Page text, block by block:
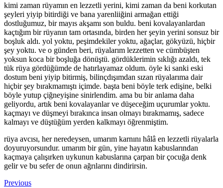
kimi zaman rüyamın en lezzetli yerini, kimi zaman da beni korkutan
şeyleri yiyip bitirdiği ve bana yarenliiğini armağan ettiği
dostluğumuz, bir mayıs akşamı son buldu. beni kovalayanlardan
kaçtığım bir rüyanın tam ortasında, birden her şeyin yerini sonsuz bir
boşluk aldı. yol yoktu, peşimdekiler yoktu, ağaçlar, gökyüzü, hiçbir
şey yoktu. ve o günden beri, rüyalarım lezzetten ve cümbüşten
yoksun koca bir boşluğa dönüştü. gördüklerimin sıklığı azaldı, tek
tük rüya gördüğümde de hatırlayamaz oldum. öyle ki sanki eski
dostum beni yiyip bitirmiş, bilinçdışımdan sızan rüyalarıma dair
hiçbir şey bırakmamıştı içimde. başta beni böyle terk edişine, belki
böyle yutup çiğneyişine sinirlendim. ama bu bir anlama daha
geliyordu, artık beni kovalayanlar ve düşeceğim uçurumlar yoktu.
kaçmayı ve düşmeyi bırakınca insan olmayı bırakmamış, sadece
kalmayı ve düştüğüm yerden kalkmayı öğrenmiştim.
rüya avcısı, her neredeysen, umarım karnını hâlâ en lezzetli rüyalarla
doyuruyorsundur. umarım bir gün, yine hayatın kabuslarından
kaçmaya çalışırken uykunun kabuslarına çarpan bir çocuğa denk
gelir ve bu sefer de onun ağrılarını dindirirsin.
Previous